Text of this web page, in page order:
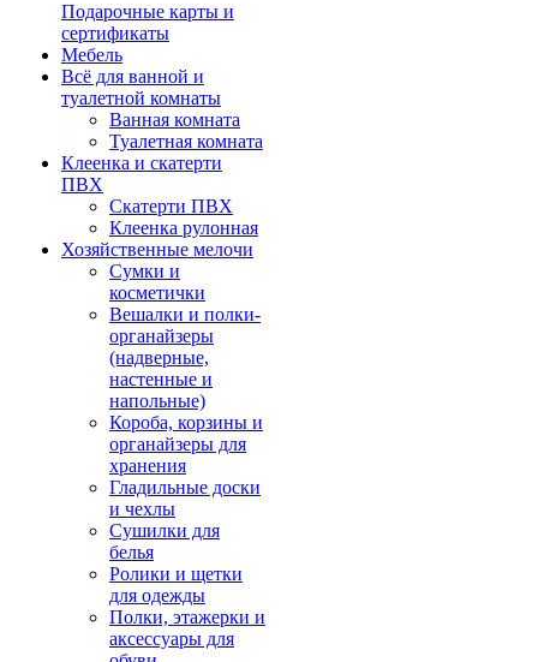
Подарочные карты и
сертификаты
Мебель
Всё для ванной и
туалетной комнаты
Ванная комната
Туалетная комната
Клеенка и скатерти
ПВХ
Скатерти ПВХ
Клеенка рулонная
Хозяйственные мелочи
Сумки и
косметички
Вешалки и полки-
органайзеры
(надверные,
настенные и
напольные)
Короба, корзины и
органайзеры для
хранения
Гладильные доски
и чехлы
Сушилки для
белья
Ролики и щетки
для одежды
Полки, этажерки и
аксессуары для